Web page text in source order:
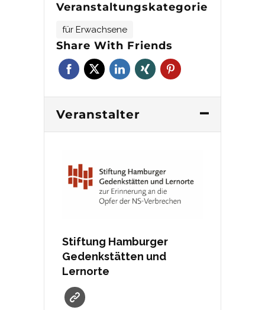
Veranstaltungskategorie
für Erwachsene
Share With Friends
Veranstalter
Stiftung Hamburger
Gedenkstätten und
Lernorte